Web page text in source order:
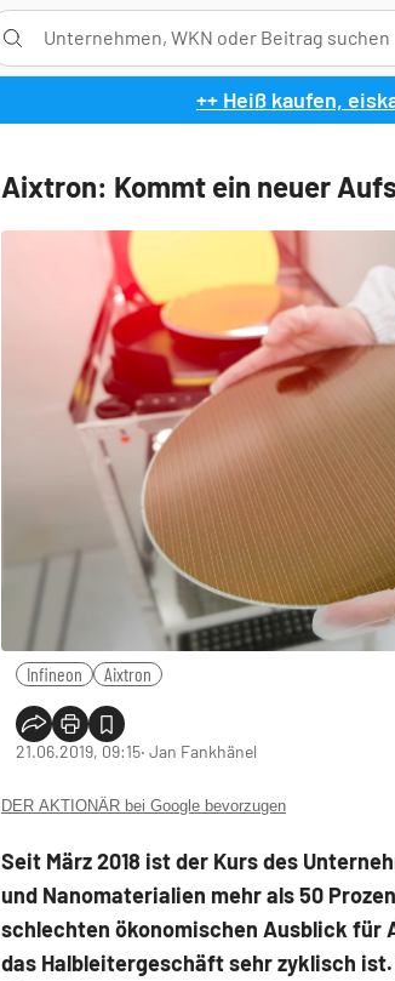
++ Heiß kaufen,
Aixtron: Kommt ein neuer
Infineon Aixtron
21.06.2019, 09:15‧ Jan Fankhänel
DER AKTIONÄR bei Google bevorzugen
Seit März 2018 ist der Kurs des
und Nanomaterialien mehr als 50
schlechten ökonomischen Ausblick für
das Halbleitergeschäft sehr zyklisch